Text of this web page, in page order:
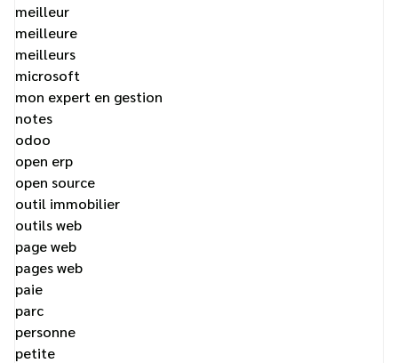
meilleur
meilleure
meilleurs
microsoft
mon expert en gestion
notes
odoo
open erp
open source
outil immobilier
outils web
page web
pages web
paie
parc
personne
petite